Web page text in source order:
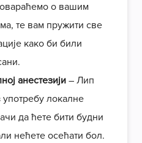
о вашим
те вам пружити све
како би били
анестезији – Лип
локалне
да ћете бити будни
нећете осећати бол.